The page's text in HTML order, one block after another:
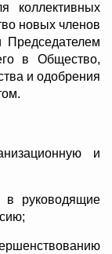
коллективных
новых членов
в Общество,
и одобрения
и
руководящие